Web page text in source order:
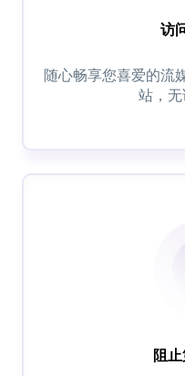
访
随心畅享您喜爱的流
站，无
阻